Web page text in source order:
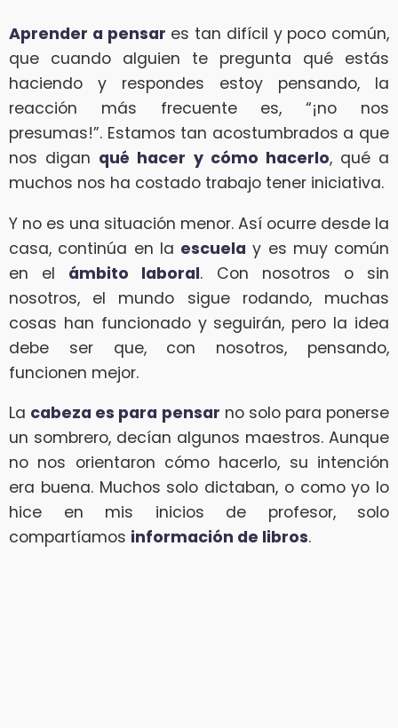
Aprender a pensar es tan difícil y poco común,
que cuando alguien te pregunta qué estás
haciendo y respondes estoy pensando, la
reacción más frecuente es, “¡no nos
presumas!”. Estamos tan acostumbrados a que
nos digan qué hacer y cómo hacerlo, qué a
muchos nos ha costado trabajo tener iniciativa.
Y no es una situación menor. Así ocurre desde la
casa, continúa en la escuela y es muy común
en el ámbito laboral. Con nosotros o sin
nosotros, el mundo sigue rodando, muchas
cosas han funcionado y seguirán, pero la idea
debe ser que, con nosotros, pensando,
funcionen mejor.
La cabeza es para pensar no solo para ponerse
un sombrero, decían algunos maestros. Aunque
no nos orientaron cómo hacerlo, su intención
era buena. Muchos solo dictaban, o como yo lo
hice en mis inicios de profesor, solo
compartíamos información de libros.